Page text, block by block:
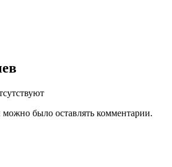
можно было оставлять комментарии.